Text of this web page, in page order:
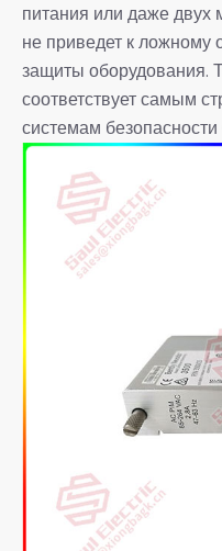
питания или даже двух
не приведет к ложному
защиты оборудования.
соответствует самым
системам безопасности